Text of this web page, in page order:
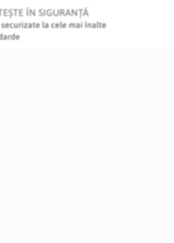
ÎN SIGURANȚĂ
la cele mai înalte